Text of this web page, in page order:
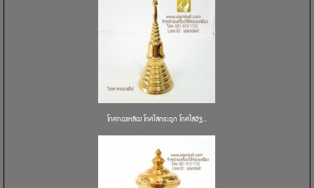
โกศทองเหลือง โกศใส่กระดูก โกศใส่อัฐ...